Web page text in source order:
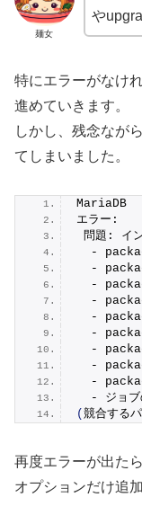
麺女
や
特にエラーがなけ
進めていきます。
しかし、残念なが
てしまいました。
エラー:
問題: イ
-
-
-
-
-
-
-
-
-
- ジョブ
( 競合する
再度エラーが出た
オプションだけ追